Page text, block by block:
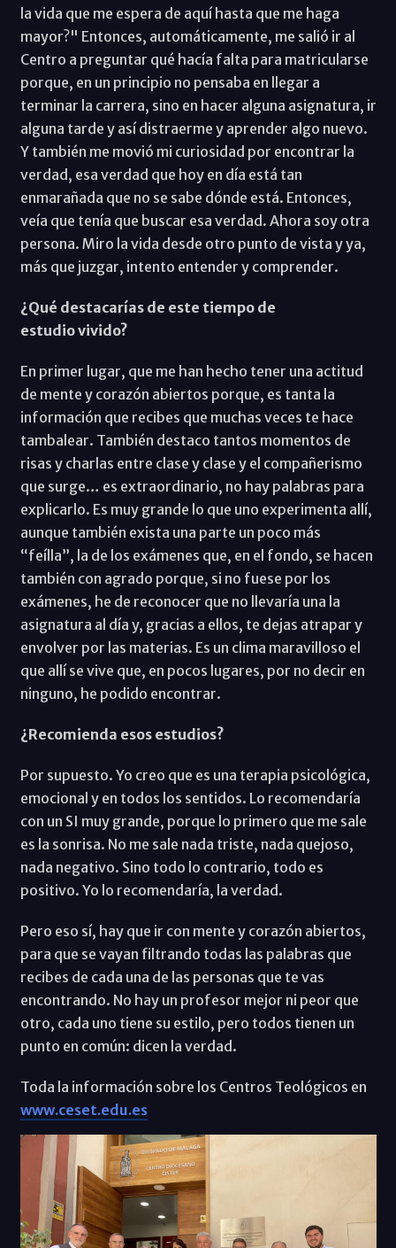
la vida que me espera de aquí hasta que me haga
mayor?" Entonces, automáticamente, me salió ir al
Centro a preguntar qué hacía falta para matricularse
porque, en un principio no pensaba en llegar a
terminar la carrera, sino en hacer alguna asignatura, ir
alguna tarde y así distraerme y aprender algo nuevo.
Y también me movió mi curiosidad por encontrar la
verdad, esa verdad que hoy en día está tan
enmarañada que no se sabe dónde está. Entonces,
veía que tenía que buscar esa verdad. Ahora soy otra
persona. Miro la vida desde otro punto de vista y ya,
más que juzgar, intento entender y comprender.
¿Qué destacarías de este tiempo de
estudio vivido?
En primer lugar, que me han hecho tener una actitud
de mente y corazón abiertos porque, es tanta la
información que recibes que muchas veces te hace
tambalear. También destaco tantos momentos de
risas y charlas entre clase y clase y el compañerismo
que surge… es extraordinario, no hay palabras para
explicarlo. Es muy grande lo que uno experimenta allí,
aunque también exista una parte un poco más
“feílla”, la de los exámenes que, en el fondo, se hacen
también con agrado porque, si no fuese por los
exámenes, he de reconocer que no llevaría una la
asignatura al día y, gracias a ellos, te dejas atrapar y
envolver por las materias. Es un clima maravilloso el
que allí se vive que, en pocos lugares, por no decir en
ninguno, he podido encontrar.
¿Recomienda esos estudios?
Por supuesto. Yo creo que es una terapia psicológica,
emocional y en todos los sentidos. Lo recomendaría
con un SI muy grande, porque lo primero que me sale
es la sonrisa. No me sale nada triste, nada quejoso,
nada negativo. Sino todo lo contrario, todo es
positivo. Yo lo recomendaría, la verdad.
Pero eso sí, hay que ir con mente y corazón abiertos,
para que se vayan filtrando todas las palabras que
recibes de cada una de las personas que te vas
encontrando. No hay un profesor mejor ni peor que
otro, cada uno tiene su estilo, pero todos tienen un
punto en común: dicen la verdad.
Toda la información sobre los Centros Teológicos en
www.ceset.edu.es